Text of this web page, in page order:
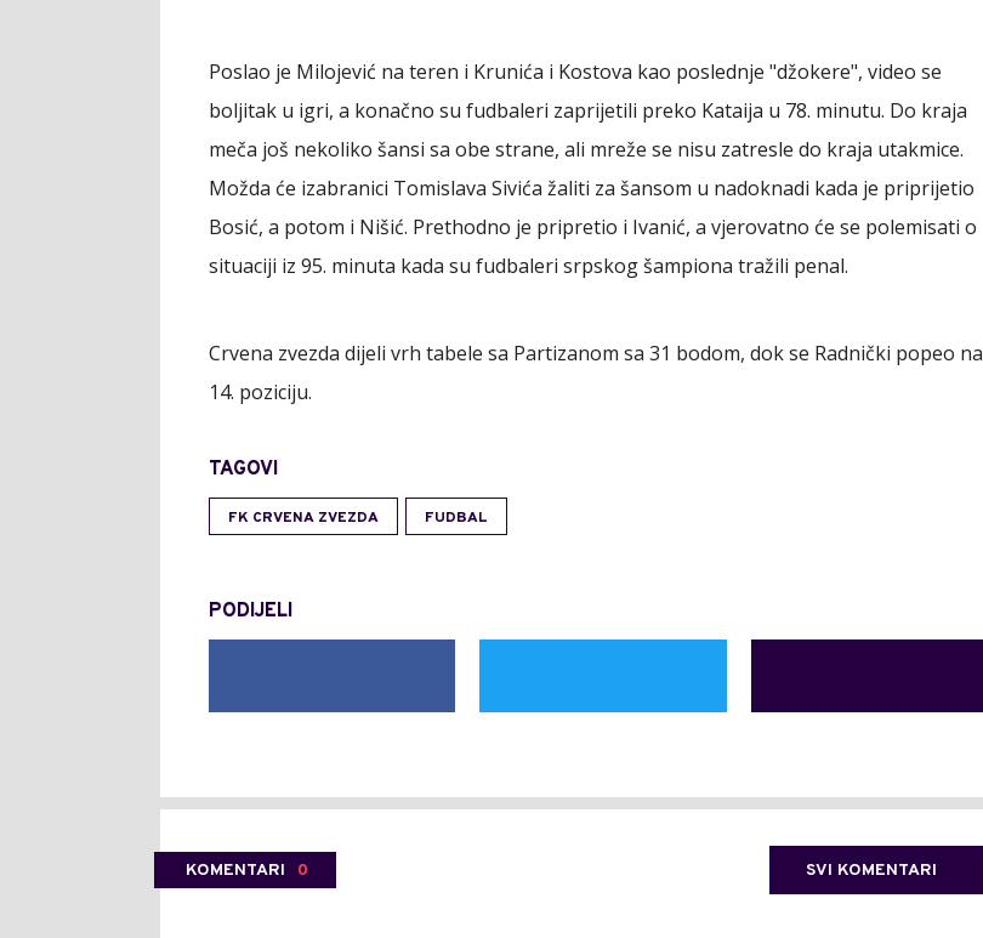
Poslao je Milojević na teren i Krunića i Kostova kao poslednje "džokere", video se
boljitak u igri, a konačno su fudbaleri zaprijetili preko Kataija u 78. minutu. Do kraja
meča još nekoliko šansi sa obe strane, ali mreže se nisu zatresle do kraja utakmice.
Možda će izabranici Tomislava Sivića žaliti za šansom u nadoknadi kada je priprijetio
Bosić, a potom i Nišić. Prethodno je pripretio i Ivanić, a vjerovatno će se polemisati o
situaciji iz 95. minuta kada su fudbaleri srpskog šampiona tražili penal.
Crvena zvezda dijeli vrh tabele sa Partizanom sa 31 bodom, dok se Radnički popeo na
14. poziciju.
TAGOVI
FK CRVENA ZVEZDA FUDBAL
PODIJELI
KOMENTARI 0 SVI KOMENTARI